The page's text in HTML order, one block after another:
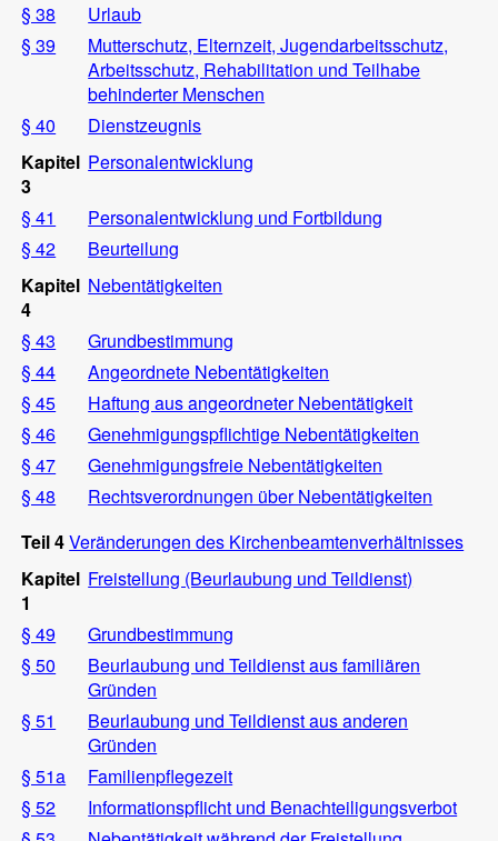
§ 38
Urlaub
§ 39
Mutterschutz, Elternzeit, Jugendarbeitsschutz,
Arbeitsschutz, Rehabilitation und Teilhabe
behinderter Menschen
§ 40
Dienstzeugnis
Kapitel
3
Personalentwicklung
§ 41
Personalentwicklung und Fortbildung
§ 42
Beurteilung
Kapitel
4
Nebentätigkeiten
§ 43
Grundbestimmung
§ 44
Angeordnete Nebentätigkeiten
§ 45
Haftung aus angeordneter Nebentätigkeit
§ 46
Genehmigungspflichtige Nebentätigkeiten
§ 47
Genehmigungsfreie Nebentätigkeiten
§ 48
Rechtsverordnungen über Nebentätigkeiten
Teil 4Veränderungen des Kirchenbeamtenverhältnisses
Kapitel
1
Freistellung (Beurlaubung und Teildienst)
§ 49
Grundbestimmung
§ 50
Beurlaubung und Teildienst aus familiären
Gründen
§ 51
Beurlaubung und Teildienst aus anderen
Gründen
§ 51a
Familienpflegezeit
§ 52
Informationspflicht und Benachteiligungsverbot